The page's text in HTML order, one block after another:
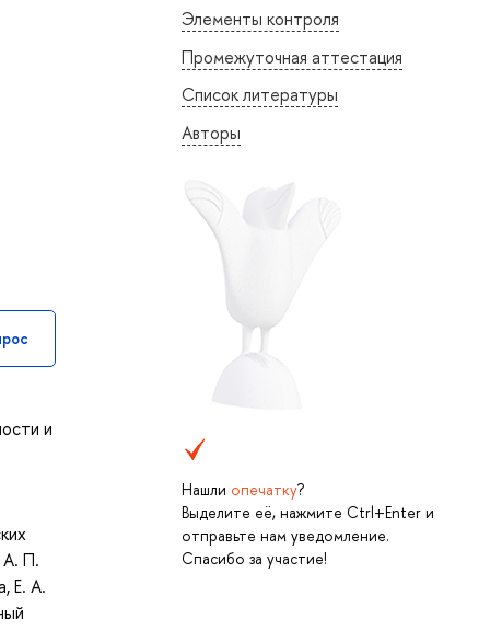
Элементы контроля
Промежуточная аттестация
Список литературы
Авторы
Нашли опечатку?
Выделите её, нажмите Ctrl+Enter и
отправьте нам уведомление.
Спасибо за участие!
и
А. П.
Е. А.